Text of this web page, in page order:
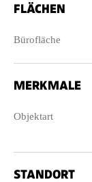
FLÄCHEN
Bürofläche
MERKMALE
Objektart
STANDORT